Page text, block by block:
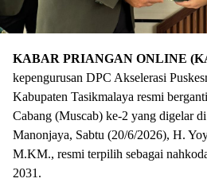
KABAR PRIANGAN ONLINE
kepengurusan DPC Akselerasi
Kabupaten Tasikmalaya resmi
Cabang (Muscab) ke-2 yang digelar
Manonjaya, Sabtu (20/6/2026), H.
M.KM., resmi terpilih sebagai
2031.